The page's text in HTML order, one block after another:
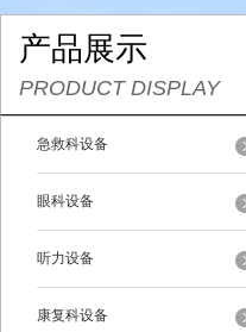
产品展示
PRODUCT DISPLAY
急救科设备
眼科设备
听力设备
康复科设备